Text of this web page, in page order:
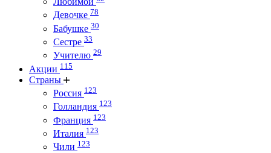
Девочке 78
Бабушке 30
Сестре 33
Учителю 29
Акции 115
Страны
Россия 123
Голландия 123
Франция 123
Италия 123
Чили 123